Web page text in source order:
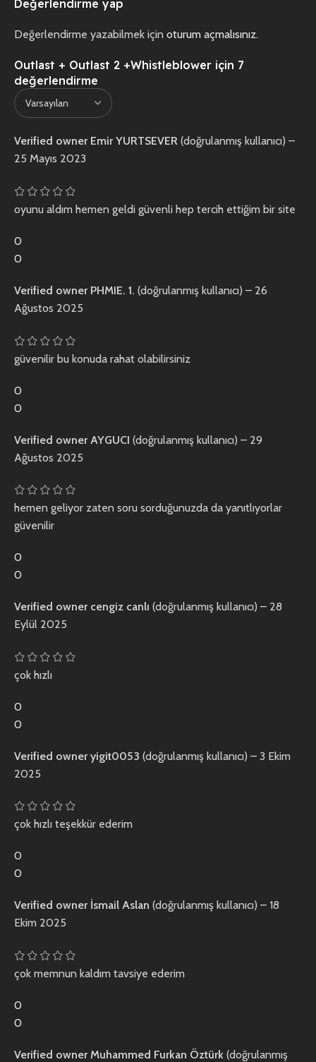
Outlast + Outlast 2 +Whistleblower için 7
değerlendirme
Verified owner Emir YURTSEVER (doğrulanmış kullanıcı) –
25 Mayıs 2023
oyunu aldım hemen geldi güvenli hep tercih ettiğim bir site
0
0
Verified owner PHMIE. 1. (doğrulanmış kullanıcı) – 26
Ağustos 2025
güvenilir bu konuda rahat olabilirsiniz
0
0
Verified owner AYGUCI (doğrulanmış kullanıcı) – 29
Ağustos 2025
hemen geliyor zaten soru sorduğunuzda da yanıtlıyorlar
güvenilir
0
0
Verified owner cengiz canlı (doğrulanmış kullanıcı) – 28
Eylül 2025
çok hızlı
0
0
Verified owneryigit0053 (doğrulanmış kullanıcı) – 3 Ekim
2025
çok hızlı teşekkür ederim
0
0
Verified owner İsmail Aslan (doğrulanmış kullanıcı) – 18
Ekim 2025
çok memnun kaldım tavsiye ederim
0
0
Verified ownerMuhammed Furkan Öztürk (doğrulanmış
Değerlendirme yap
Değerlendirme yazabilmek için oturum açmalısınız.